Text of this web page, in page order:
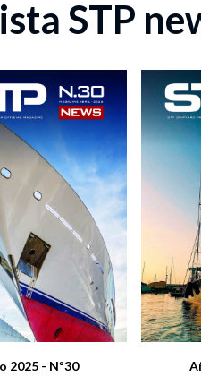
STP
2025 - Nº30